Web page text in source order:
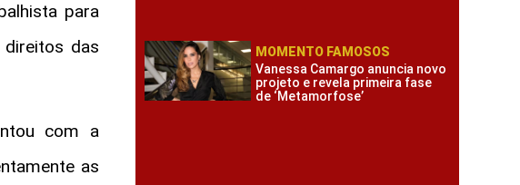
para
das
com a
as
MOMENTO FAMOSOS
Vanessa Camargo anuncia novo
projeto e revela primeira fase
de ‘Metamorfose’